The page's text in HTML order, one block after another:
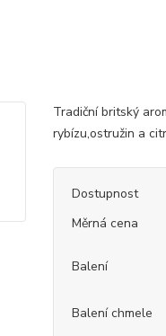
Tradiční britský
rybízu,ostružin a
Dostupnost
Měrná cena
Balení
Balení chmele